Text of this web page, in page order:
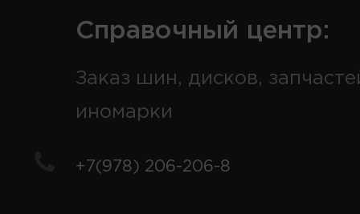
Справочный центр:
Заказ шин, дисков,
иномарки
+7(978) 206-206-8